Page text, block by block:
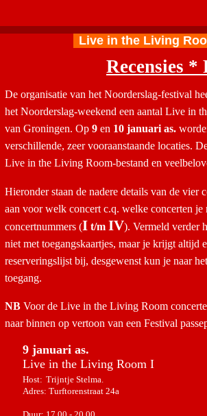
Live in the Living
Recensies *
De organisatie van het Noorderslag-festival
het Noorderslag-weekend een aantal Live in
van Groningen. Op 9 en 10 januari as.
verschillende, zeer vooraanstaande locaties.
Live in the Living Room-bestand en
Hieronder staan de nadere details van de vier
aan voor welk concert c.q. welke concerten
concertnummers (I t/m IV). Vermeld verder
niet met toegangskaartjes, maar je krijgt altijd
reserveringslijst bij, desgewenst kun je naar
toegang.
NB Voor de Live in the Living Room
naar binnen op vertoon van een Festival
9 januari as.
Live in the Living Room I
Host: Trijntje Stelma.
Adres: Turftorenstraat 24a